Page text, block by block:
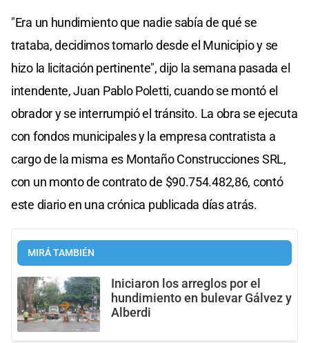
"Era un hundimiento que nadie sabía de qué se
trataba, decidimos tomarlo desde el Municipio y se
hizo la licitación pertinente", dijo la semana pasada el
intendente, Juan Pablo Poletti, cuando se montó el
obrador y se interrumpió el tránsito. La obra se ejecuta
con fondos municipales y la empresa contratista a
cargo de la misma es Montaño Construcciones SRL,
con un monto de contrato de $90.754.482,86, contó
este diario en una crónica publicada días atrás.
MIRÁ TAMBIÉN
Iniciaron los arreglos por el
hundimiento en bulevar Gálvez y
Alberdi